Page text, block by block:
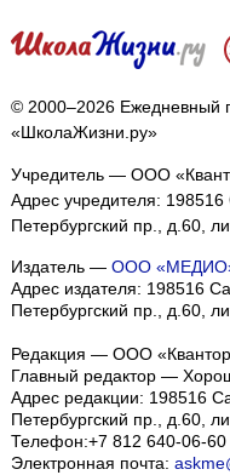
© 2000–2026 Ежедневный
«ШколаЖизни.ру»
Учредитель — ООО
Адрес учредителя: 198516
Петербургский пр., д.60,
Издатель — ООО
Адрес издателя: 198516
Петербургский пр., д.60,
Редакция — ООО
Главный редактор —
Адрес редакции: 198516
Петербургский пр., д.60,
Телефон:+7 812 640-06-60
Электронная почта: